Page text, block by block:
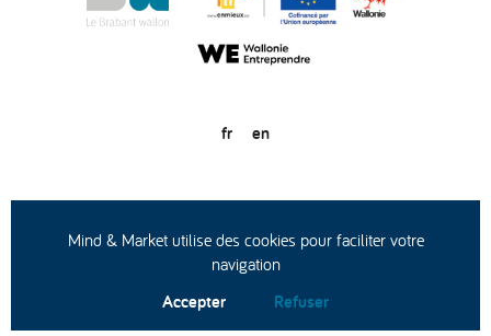
fr en
© Copyright 2020
Conditions générales d’utilisation
Protection des données
Mind & Market utilise des cookies pour faciliter votre
navigation
Accepter Refuser